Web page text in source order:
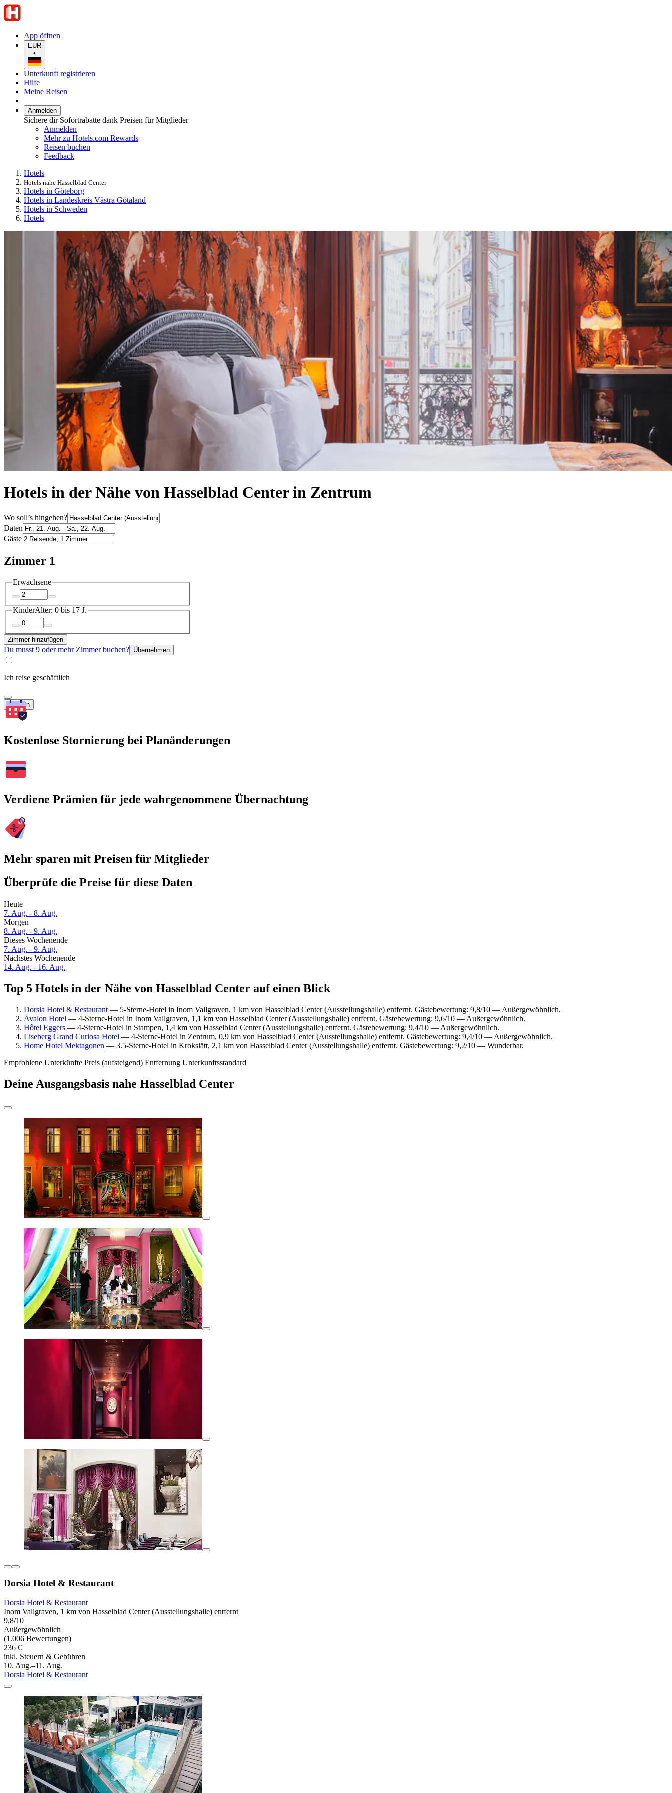
App öffnen
EUR
•
Unterkunft registrieren
Hilfe
Meine Reisen
Anmelden
Sichere dir Sofortrabatte dank Preisen für Mitglieder
Anmelden
Mehr zu Hotels.com Rewards
Reisen buchen
Feedback
Hotels
Hotels nahe Hasselblad Center
Hotels in Göteborg
Hotels in Landeskreis Västra Götaland
Hotels in Schweden
Hotels
Hotels in der Nähe von Hasselblad Center in Zentrum
Wo soll’s hingehen?
Daten
Gäste
Zimmer 1
Erwachsene
KinderAlter: 0 bis 17 J.
Zimmer hinzufügen
Du musst 9 oder mehr Zimmer buchen? Übernehmen
Ich reise geschäftlich
Suchen
Kostenlose Stornierung bei Planänderungen
Verdiene Prämien für jede wahrgenommene Übernachtung
Mehr sparen mit Preisen für Mitglieder
Überprüfe die Preise für diese Daten
Heute
7. Aug. - 8. Aug.
Morgen
8. Aug. - 9. Aug.
Dieses Wochenende
7. Aug. - 9. Aug.
Nächstes Wochenende
14. Aug. - 16. Aug.
Top 5 Hotels in der Nähe von Hasselblad Center auf einen Blick
Dorsia Hotel & Restaurant — 5-Sterne-Hotel in Inom Vallgraven, 1 km von Hasselblad Center (Ausstellungshalle) entfernt. Gästebewertung: 9,8/10 — Außergewöhnlich.
Avalon Hotel — 4-Sterne-Hotel in Inom Vallgraven, 1,1 km von Hasselblad Center (Ausstellungshalle) entfernt. Gästebewertung: 9,6/10 — Außergewöhnlich.
Hôtel Eggers — 4-Sterne-Hotel in Stampen, 1,4 km von Hasselblad Center (Ausstellungshalle) entfernt. Gästebewertung: 9,4/10 — Außergewöhnlich.
Liseberg Grand Curiosa Hotel — 4-Sterne-Hotel in Zentrum, 0,9 km von Hasselblad Center (Ausstellungshalle) entfernt. Gästebewertung: 9,4/10 — Außergewöhnlich.
Home Hotel Mektagonen — 3.5-Sterne-Hotel in Krokslätt, 2,1 km von Hasselblad Center (Ausstellungshalle) entfernt. Gästebewertung: 9,2/10 — Wunderbar.
Empfohlene Unterkünfte Preis (aufsteigend) Entfernung Unterkunftsstandard
Deine Ausgangsbasis nahe Hasselblad Center
Dorsia Hotel & Restaurant
Dorsia Hotel & Restaurant
Inom Vallgraven, 1 km von Hasselblad Center (Ausstellungshalle) entfernt
9,8/10
Außergewöhnlich
(1.006 Bewertungen)
236 €
inkl. Steuern & Gebühren
10. Aug.–11. Aug.
Dorsia Hotel & Restaurant